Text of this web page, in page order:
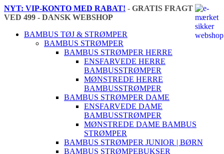
NYT: VIP-KONTO MED RABAT! - GRATIS FRAGT
VED 499 - DANSK WEBSHOP
BAMBUS TØJ & STRØMPER
BAMBUS STRØMPER
BAMBUS STRØMPER HERRE
ENSFARVEDE HERRE
BAMBUSSTRØMPER
MØNSTREDE HERRE
BAMBUSSTRØMPER
BAMBUS STRØMPER DAME
ENSFARVEDE DAME
BAMBUSSTRØMPER
MØNSTREDE DAME BAMBUS
STRØMPER
BAMBUS STRØMPER JUNIOR | BØRN
BAMBUS STRØMPEBUKSER